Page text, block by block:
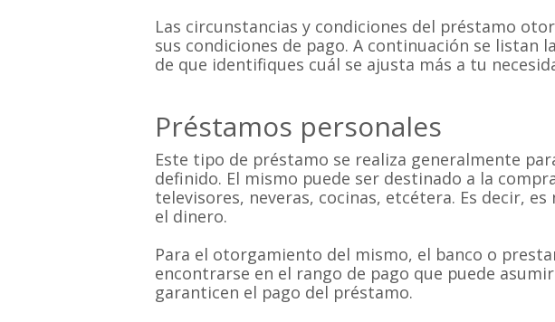
Las circunstancias y condiciones del préstamo
sus condiciones de pago. A continuación se listan
de que identifiques cuál se ajusta más a tu
Préstamos personales
Este tipo de préstamo se realiza generalmente
definido. El mismo puede ser destinado a la
televisores, neveras, cocinas, etcétera. Es decir,
el dinero.
Para el otorgamiento del mismo, el banco o
encontrarse en el rango de pago que puede
garanticen el pago del préstamo.